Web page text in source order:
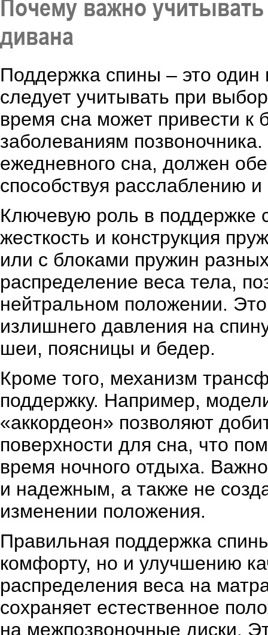
Почему важно
дивана
Поддержка спины – это один
следует учитывать при
время сна может привести к
заболеваниям
ежедневного сна, должен
способствуя расслаблению
Ключевую роль в поддержке
жесткость и конструкция
или с блоками пружин
распределение веса тела,
нейтральном положении.
излишнего давления на
шеи, поясницы и бедер.
Кроме того, механизм
поддержку. Например,
«аккордеон» позволяют
поверхности для сна, что
время ночного отдыха.
и надежным, а также не
изменении положения.
Правильная поддержка
комфорту, но и улучшению
распределения веса на
сохраняет естественное
на межпозвоночные диски.